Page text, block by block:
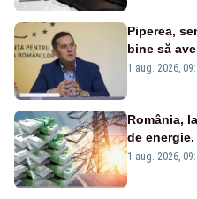
Piperea,
bine să
alertei
1 aug. 2026,
România,
de
Analiză
1 aug. 2026,